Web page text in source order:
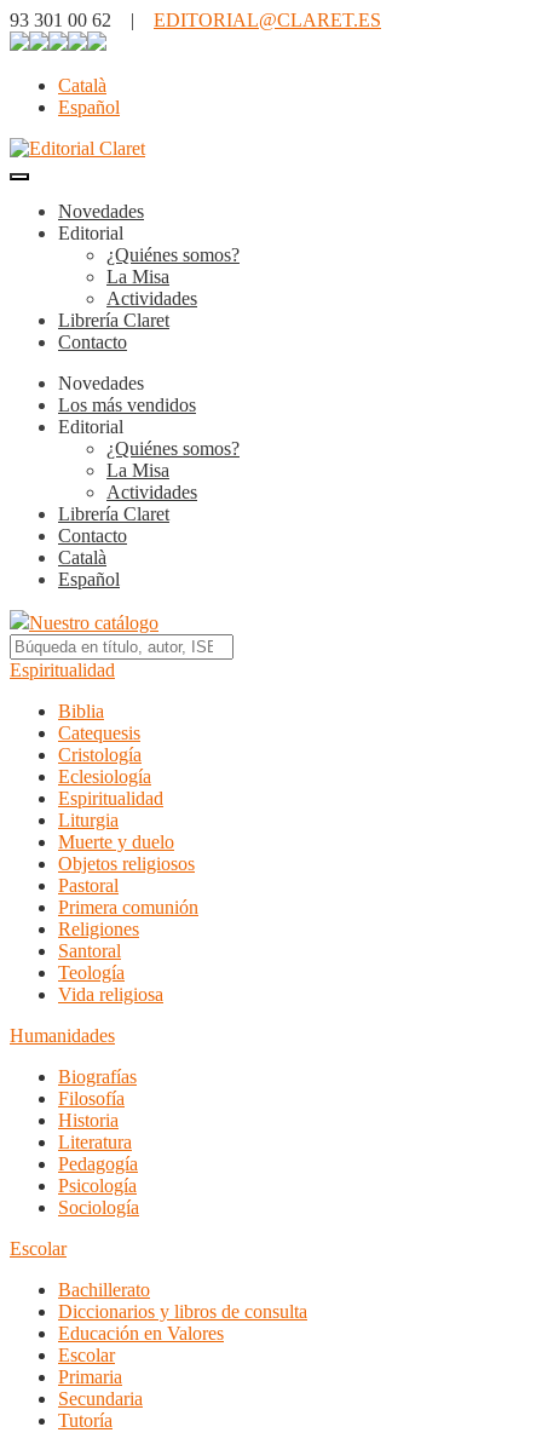
93 301 00 62 | EDITORIAL@CLARET.ES
Català
Español
Novedades
Editorial
¿Quiénes somos?
La Misa
Actividades
Librería Claret
Contacto
Novedades
Los más vendidos
Editorial
¿Quiénes somos?
La Misa
Actividades
Librería Claret
Contacto
Català
Español
Nuestro catálogo
Espiritualidad
Biblia
Catequesis
Cristología
Eclesiología
Espiritualidad
Liturgia
Muerte y duelo
Objetos religiosos
Pastoral
Primera comunión
Religiones
Santoral
Teología
Vida religiosa
Humanidades
Biografías
Filosofía
Historia
Literatura
Pedagogía
Psicología
Sociología
Escolar
Bachillerato
Diccionarios y libros de consulta
Educación en Valores
Escolar
Primaria
Secundaria
Tutoría